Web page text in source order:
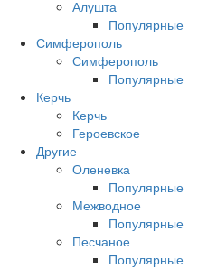
Алушта
Популярные
Симферополь
Симферополь
Популярные
Керчь
Керчь
Героевское
Другие
Оленевка
Популярные
Межводное
Популярные
Песчаное
Популярные